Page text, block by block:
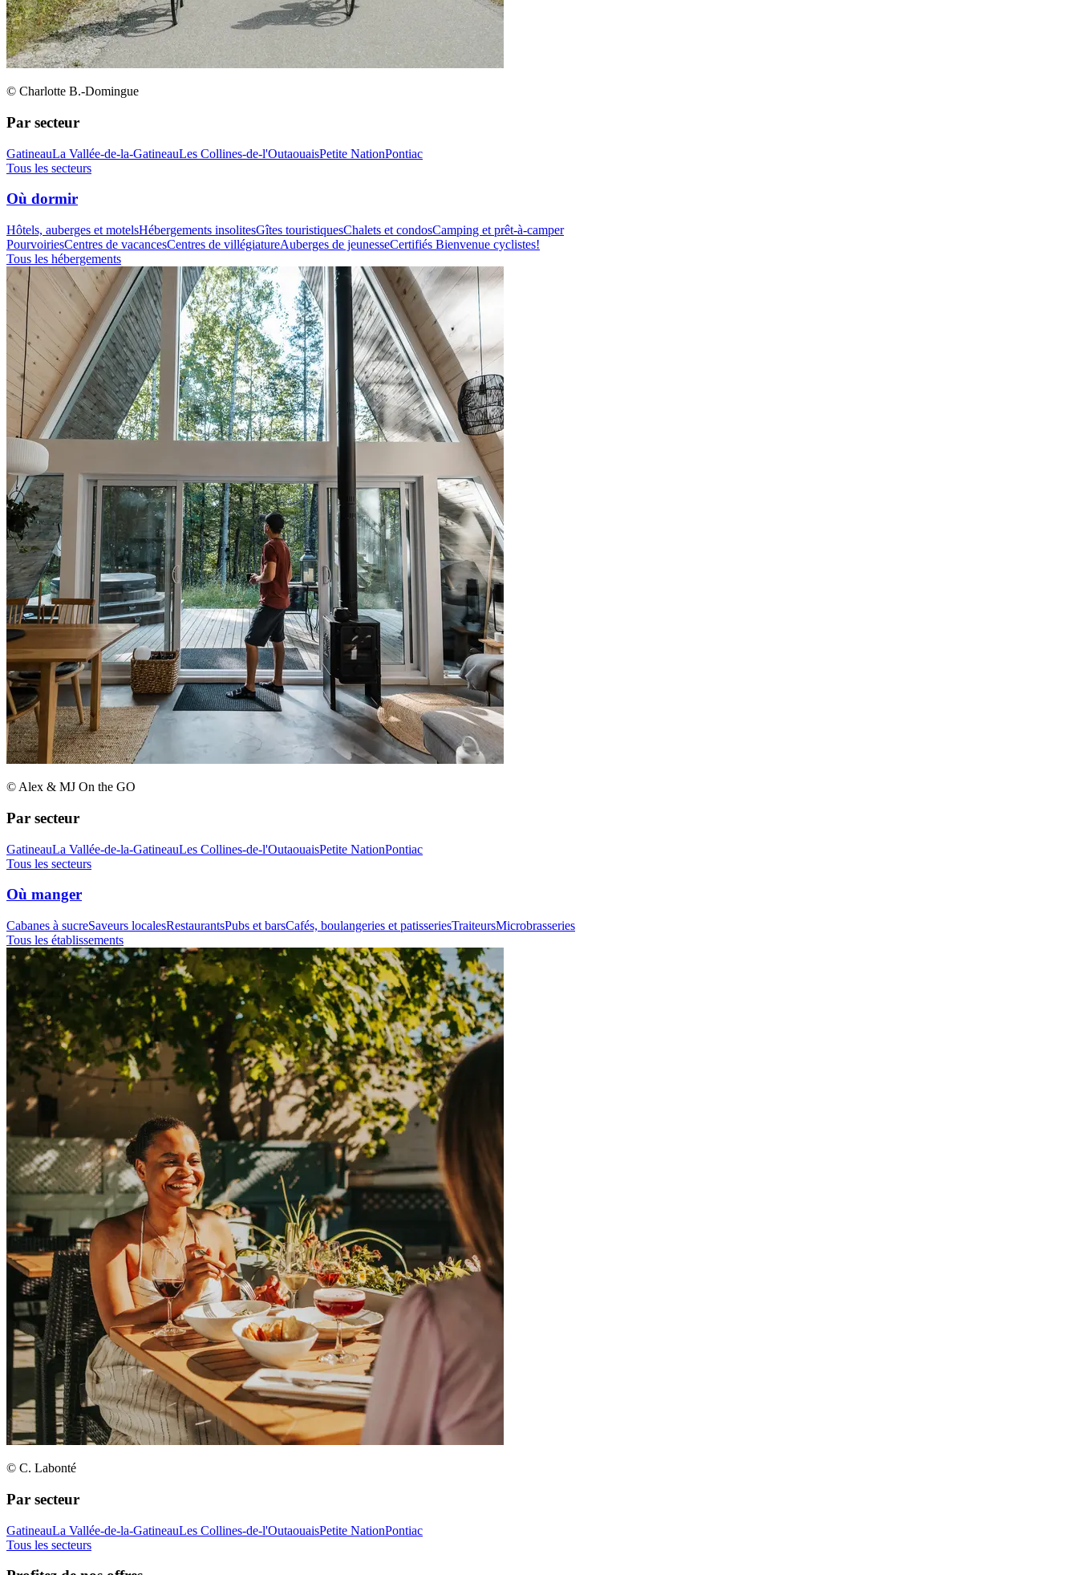
© Charlotte B.-Domingue
Par secteur
GatineauLa Vallée-de-la-GatineauLes Collines-de-l'OutaouaisPetite NationPontiac
Tous les secteurs
Où dormir
Hôtels, auberges et motelsHébergements insolitesGîtes touristiquesChalets et condosCamping et prêt-à-camper
PourvoiriesCentres de vacancesCentres de villégiatureAuberges de jeunesseCertifiés Bienvenue cyclistes!
Tous les hébergements
© Alex & MJ On the GO
Par secteur
GatineauLa Vallée-de-la-GatineauLes Collines-de-l'OutaouaisPetite NationPontiac
Tous les secteurs
Où manger
Cabanes à sucreSaveurs localesRestaurantsPubs et barsCafés, boulangeries et patisseriesTraiteursMicrobrasseries
Tous les établissements
© C. Labonté
Par secteur
GatineauLa Vallée-de-la-GatineauLes Collines-de-l'OutaouaisPetite NationPontiac
Tous les secteurs